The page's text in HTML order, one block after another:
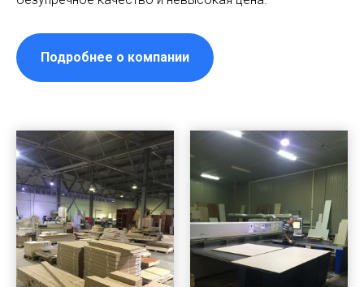
Подробнее о компании